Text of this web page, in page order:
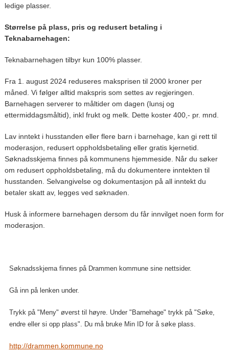
ledige plasser.
Størrelse på plass, pris og redusert betaling i
Teknabarnehagen:
Teknabarnehagen tilbyr kun 100% plasser.
Fra 1. august 2024 reduseres maksprisen til 2000 kroner per
måned. Vi følger alltid makspris som settes av regjeringen.
Barnehagen serverer to måltider om dagen (lunsj og
ettermiddagsmåltid), inkl frukt og melk. Dette koster 400,- pr. mnd.
Lav inntekt i husstanden eller flere barn i barnehage, kan gi rett til
moderasjon, redusert oppholdsbetaling eller gratis kjernetid.
Søknadsskjema finnes på kommunens hjemmeside. Når du søker
om redusert oppholdsbetaling, må du dokumentere inntekten til
husstanden. Selvangivelse og dokumentasjon på all inntekt du
betaler skatt av, legges ved søknaden.
Husk å informere barnehagen dersom du får innvilget noen form for
moderasjon.
Søknadsskjema finnes på Drammen kommune sine nettsider.
Gå inn på lenken under.
Trykk på "Meny" øverst til høyre. Under "Barnehage" trykk på "Søke,
endre eller si opp plass". Du må bruke Min ID for å søke plass.
http://drammen.kommune.no